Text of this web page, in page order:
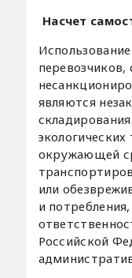
Насчет
являются
окружающей
или
и
Российской